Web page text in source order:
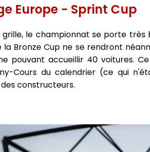
Europe - Sprint Cup
le championnat se porte
la Bronze Cup ne se rendront
pouvant accueillir 40 voitures.
Cours du calendrier (ce qui
constructeurs.